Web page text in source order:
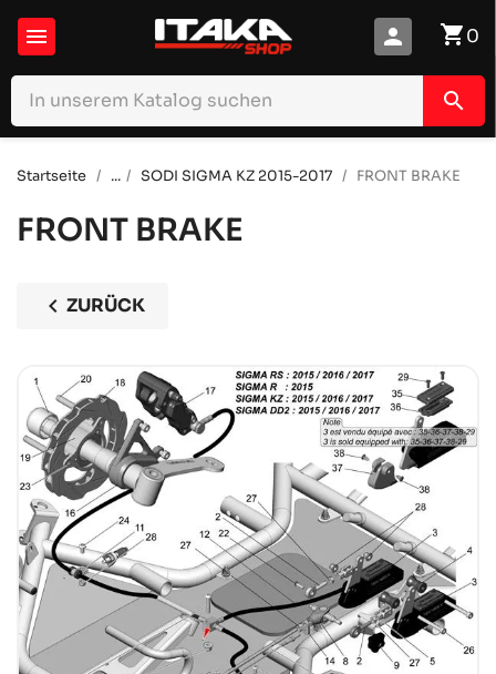
 shopping_cart0
person
search
Startseite ... SODI SIGMA KZ 2015-2017 FRONT BRAKE
FRONT BRAKE
chevron_left ZURÜCK